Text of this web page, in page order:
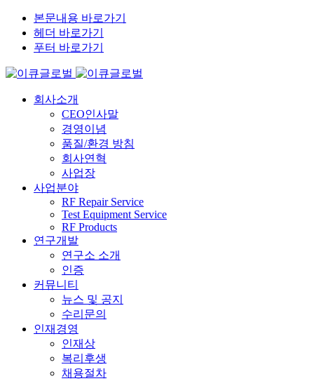
본문내용 바로가기
헤더 바로가기
푸터 바로가기
회사소개
CEO인사말
경영이념
품질/환경 방침
회사연혁
사업장
사업분야
RF Repair Service
Test Equipment Service
RF Products
연구개발
연구소 소개
인증
커뮤니티
뉴스 및 공지
수리문의
인재경영
인재상
복리후생
채용절차